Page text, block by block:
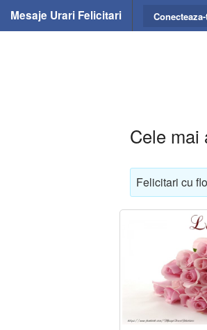
Mesaje Urari Felicitari
Cele mai
Felicitari cu